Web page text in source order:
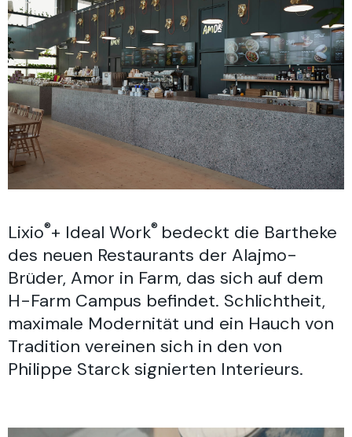
Lixio®+ Ideal Work® bedeckt die Bartheke
des neuen Restaurants der Alajmo-
Brüder, Amor in Farm, das sich auf dem
H-Farm Campus befindet. Schlichtheit,
maximale Modernität und ein Hauch von
Tradition vereinen sich in den von
Philippe Starck signierten Interieurs.